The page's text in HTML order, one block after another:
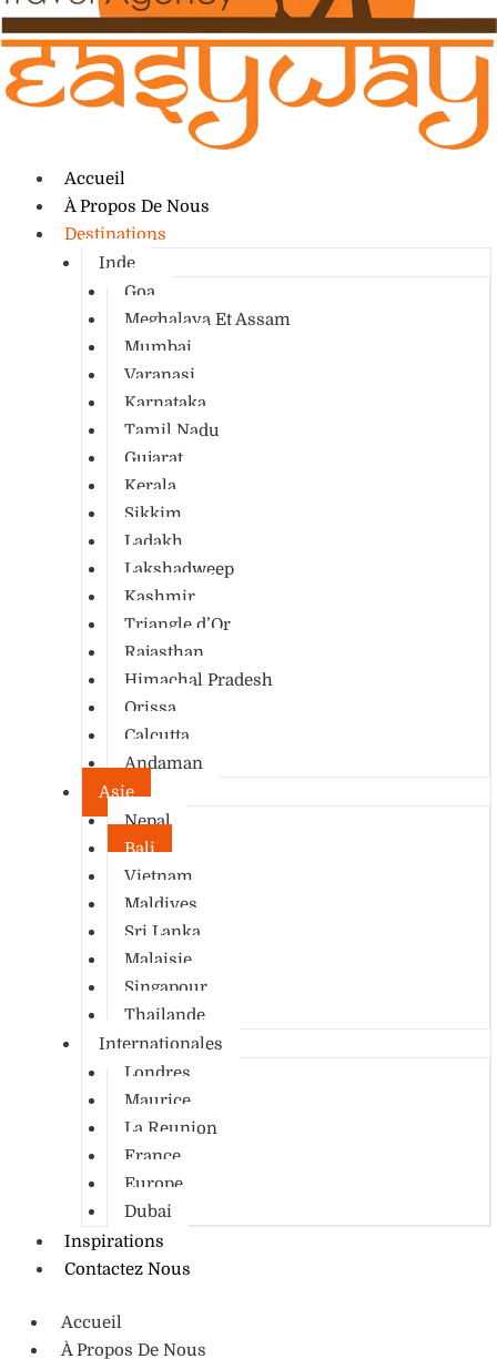
Accueil
À Propos De Nous
Destinations
Inde
Goa
Meghalaya Et Assam
Mumbai
Varanasi
Karnataka
Tamil Nadu
Gujarat
Kerala
Sikkim
Ladakh
Lakshadweep
Kashmir
Triangle d’Or
Rajasthan
Himachal Pradesh
Orissa
Calcutta
Andaman
Asie
Nepal
Bali
Vietnam
Maldives
Sri Lanka
Malaisie
Singapour
Thailande
Internationales
Londres
Maurice
La Reunion
France
Europe
Dubai
Inspirations
Contactez Nous
Accueil
À Propos De Nous